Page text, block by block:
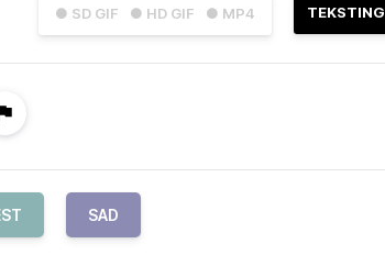
● SD GIF ● HD GIF ● MP4 TEKSTING
SAD